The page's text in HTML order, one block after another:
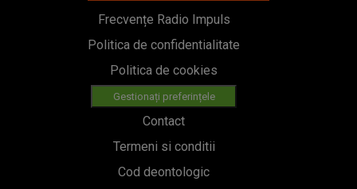
Frecvențe Radio Impuls
Politica de confidentialitate
Politica de cookies
Gestionați preferințele
Contact
Termeni si conditii
Cod deontologic